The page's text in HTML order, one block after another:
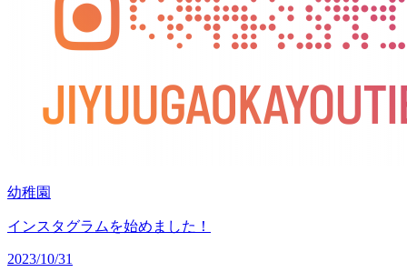
幼稚園
インスタグラムを始めました！
2023/10/31